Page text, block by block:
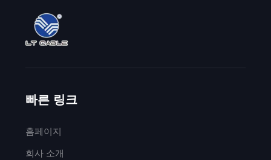
빠른 링크
홈페이지
회사 소개